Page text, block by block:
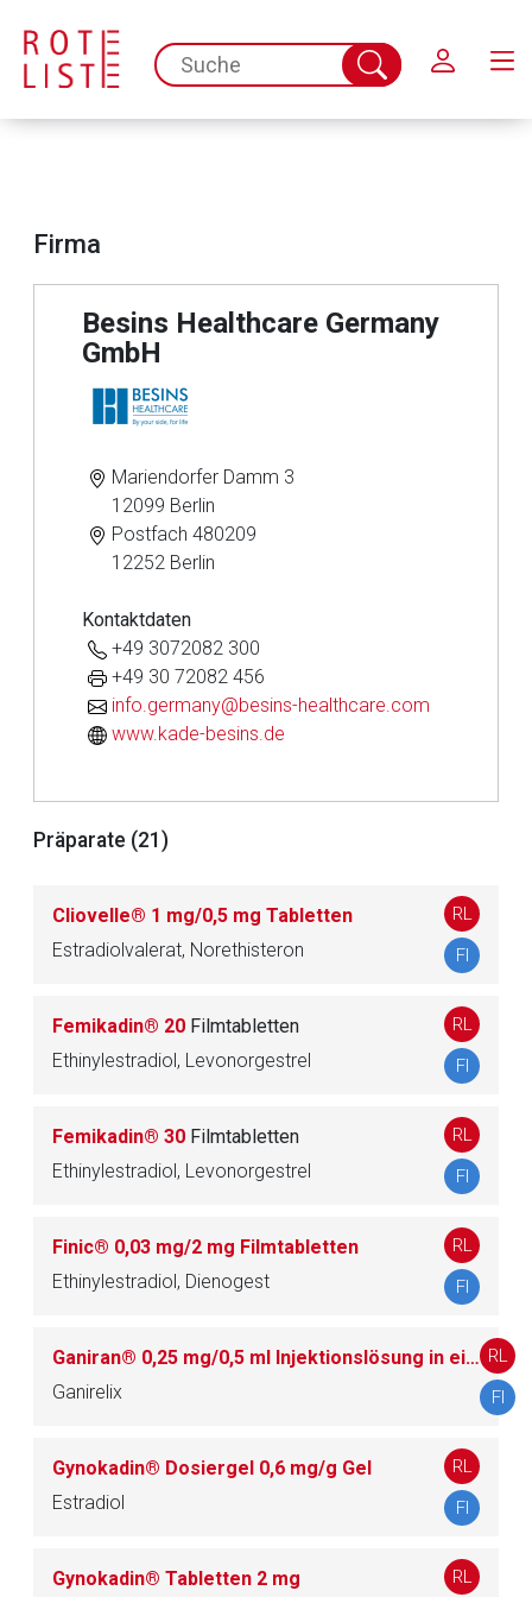
spc.search.input.placeholder
Suche
abschicken
Firma
Besins Healthcare Germany
GmbH
Mariendorfer Damm 3
12099 Berlin
Postfach 480209
12252 Berlin
Kontaktdaten
+49 3072082 300
+49 30 72082 456
info.germany@besins-healthcare.com
www.kade-besins.de
Präparate (21)
Cliovelle® 1 mg/0,5 mg Tabletten
Estradiolvalerat, Norethisteron
RL
FI
Femikadin® 20 Filmtabletten
Ethinylestradiol, Levonorgestrel
RL
FI
Femikadin® 30 Filmtabletten
Ethinylestradiol, Levonorgestrel
RL
FI
Finic® 0,03 mg/2 mg Filmtabletten
Ethinylestradiol, Dienogest
RL
FI
Ganiran® 0,25 mg/0,5 ml Injektionslösung in einer Fertigspritze
Ganirelix
RL
FI
Gynokadin® Dosiergel 0,6 mg/g Gel
Estradiol
RL
FI
Gynokadin® Tabletten 2 mg RL
Aufruf einer externen Seite
Der von Ihnen aufgerufene Link öffnet eine externe Web-
Seite. Für die Inhalte der externen Web-Seite ist deren
Betreiber verantwortlich. Ebenso gelten dort ggf. andere
Datenschutzbestimmungen.
Zurück zur rote-liste.de Zur Seite